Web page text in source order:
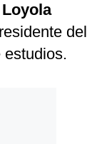
del
estudios.